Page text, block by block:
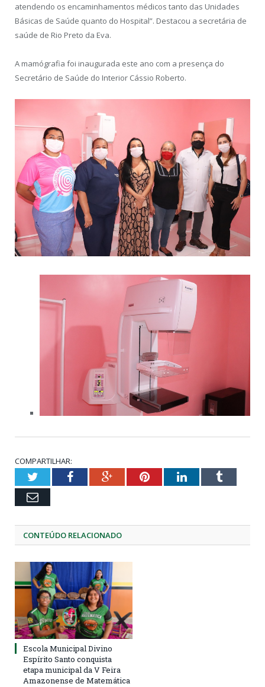
atendendo os encaminhamentos médicos tanto das Unidades
Básicas de Saúde quanto do Hospital”. Destacou a secretária de
saúde de Rio Preto da Eva.
A mamógrafia foi inaugurada este ano com a presença do
Secretário de Saúde do Interior Cássio Roberto.
COMPARTILHAR:
TwitterFacebookGoogle+PinterestLinkedInTumblr
Email
CONTEÚDO RELACIONADO
Escola Municipal Divino
Espírito Santo conquista
etapa municipal da V Feira
Amazonense de Matemática